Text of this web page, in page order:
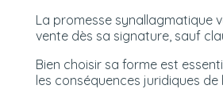
La promesse synallagmatique
vente dès sa signature, sauf
Bien choisir sa forme est
les conséquences juridiques de